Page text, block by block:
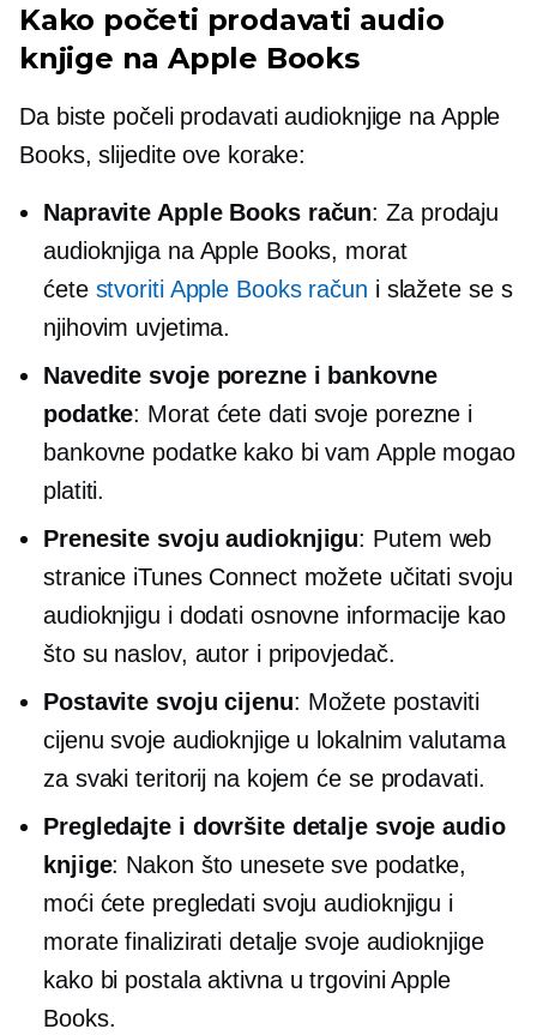
Kako početi prodavati audio
knjige na Apple Books
Da biste počeli prodavati audioknjige na Apple
Books, slijedite ove korake:
Napravite Apple Books račun: Za prodaju
audioknjiga na Apple Books, morat
ćete stvoriti Apple Books račun i slažete se s
njihovim uvjetima.
Navedite svoje porezne i bankovne
podatke: Morat ćete dati svoje porezne i
bankovne podatke kako bi vam Apple mogao
platiti.
Prenesite svoju audioknjigu: Putem web
stranice iTunes Connect možete učitati svoju
audioknjigu i dodati osnovne informacije kao
što su naslov, autor i pripovjedač.
Postavite svoju cijenu: Možete postaviti
cijenu svoje audioknjige u lokalnim valutama
za svaki teritorij na kojem će se prodavati.
Pregledajte i dovršite detalje svoje audio
knjige: Nakon što unesete sve podatke,
moći ćete pregledati svoju audioknjigu i
morate finalizirati detalje svoje audioknjige
kako bi postala aktivna u trgovini Apple
Books.